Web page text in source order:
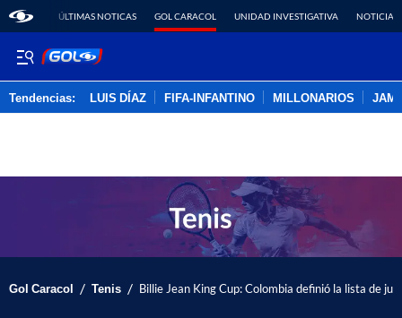
ÚLTIMAS NOTICAS GOL CARACOL UNIDAD INVESTIGATIVA NOTICIAS
Tendencias: LUIS DÍAZ FIFA-INFANTINO MILLONARIOS
Gol Caracol / Tenis / Billie Jean King Cup: Colombia definió la lista de